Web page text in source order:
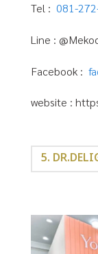
Tel : 081-
Line :
Facebook :
website :
5.